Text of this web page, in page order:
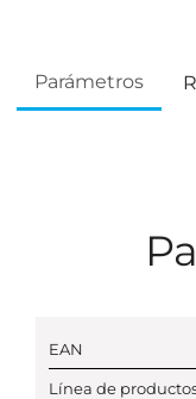
Parámetros
EAN
Línea de